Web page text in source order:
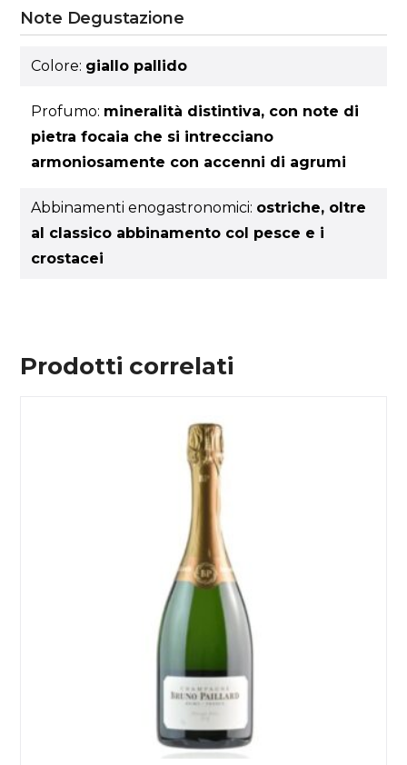
Note Degustazione
Colore: giallo pallido
Profumo: mineralità distintiva, con note di
pietra focaia che si intrecciano
armoniosamente con accenni di agrumi
Abbinamenti enogastronomici: ostriche, oltre
al classico abbinamento col pesce e i
crostacei
Prodotti correlati